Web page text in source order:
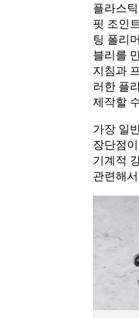
플라스
핏 조인
팅 폴리
블리를
지침과
러한 플
제작할
가장 일
장단점
기계적
관련해